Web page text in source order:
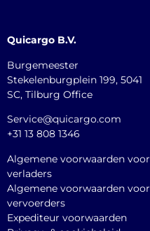
Quicargo B.V.
Burgemeester
Stekelenburgplein 199, 5041
SC, Tilburg Office
Service@quicargo.com
+31 13 808 1346
Algemene voorwaarden voor
verladers
Algemene voorwaarden voor
vervoerders
Expediteur voorwaarden